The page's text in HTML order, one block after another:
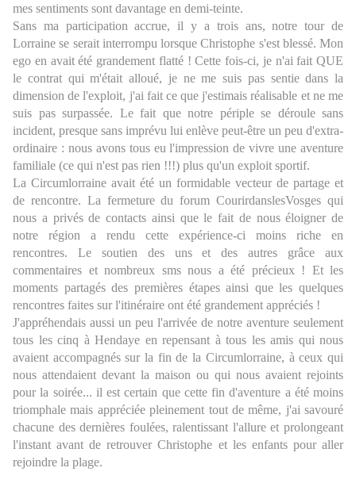
mes sentiments sont davantage en demi-teinte.
Sans ma participation accrue, il y a trois ans, notre tour de
Lorraine se serait interrompu lorsque Christophe s'est blessé. Mon
ego en avait été grandement flatté ! Cette fois-ci, je n'ai fait QUE
le contrat qui m'était alloué, je ne me suis pas sentie dans la
dimension de l'exploit, j'ai fait ce que j'estimais réalisable et ne me
suis pas surpassée. Le fait que notre périple se déroule sans
incident, presque sans imprévu lui enlève peut-être un peu d'extra-
ordinaire : nous avons tous eu l'impression de vivre une aventure
familiale (ce qui n'est pas rien !!!) plus qu'un exploit sportif.
La Circumlorraine avait été un formidable vecteur de partage et
de rencontre. La fermeture du forum CourirdanslesVosges qui
nous a privés de contacts ainsi que le fait de nous éloigner de
notre région a rendu cette expérience-ci moins riche en
rencontres. Le soutien des uns et des autres grâce aux
commentaires et nombreux sms nous a été précieux ! Et les
moments partagés des premières étapes ainsi que les quelques
rencontres faites sur l'itinéraire ont été grandement appréciés !
J'appréhendais aussi un peu l'arrivée de notre aventure seulement
tous les cinq à Hendaye en repensant à tous les amis qui nous
avaient accompagnés sur la fin de la Circumlorraine, à ceux qui
nous attendaient devant la maison ou qui nous avaient rejoints
pour la soirée... il est certain que cette fin d'aventure a été moins
triomphale mais appréciée pleinement tout de même, j'ai savouré
chacune des dernières foulées, ralentissant l'allure et prolongeant
l'instant avant de retrouver Christophe et les enfants pour aller
rejoindre la plage.